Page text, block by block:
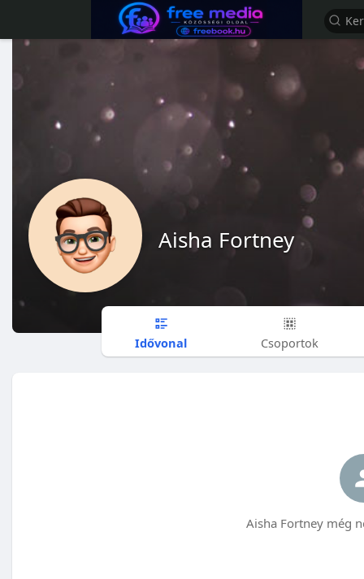
Aisha Fortney
Idővonal Csoportok
Aisha Fortney még